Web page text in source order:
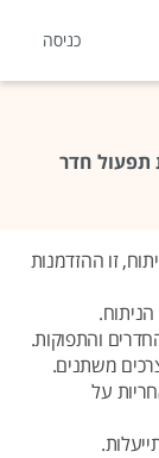
כניסה
תפעול חדר
זו ההזדמנות
והתפוקות.
משתנים.
על